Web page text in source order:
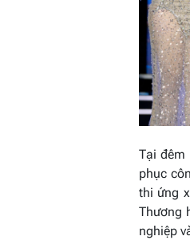
Tại
phục
thi ứng
Thương
nghiệp